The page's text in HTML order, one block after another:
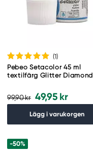
(1)
Pebeo Setacolor 45 ml
textilfärg Glitter Diamond
99,90 kr 49,95 kr
Lägg i varukorgen
-50%